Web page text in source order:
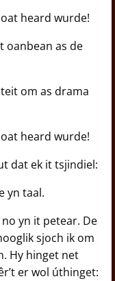
heard wurde!
oanbean as de
om as drama
heard wurde!
dat ek it tsjindiel:
taal.
yn it petear. De
sjoch ik om
Hy hinget net
er wol úthinget: